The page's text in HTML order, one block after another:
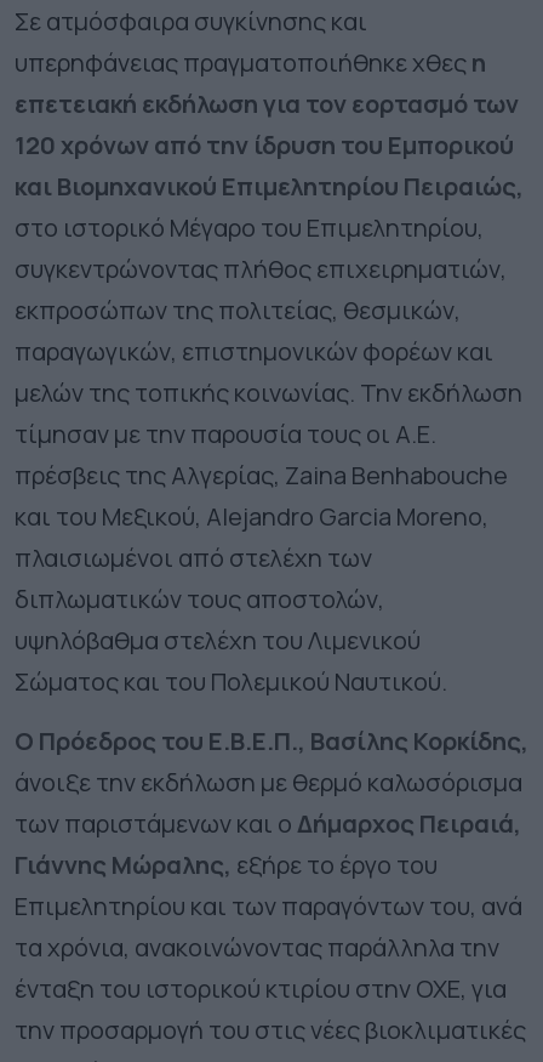
Σε ατμόσφαιρα συγκίνησης και
υπερηφάνειας πραγματοποιήθηκε χθεςη
επετειακή εκδήλωση για τον εορτασμό των
120 χρόνων από την ίδρυση του Εμπορικού
και Βιομηχανικού Επιμελητηρίου Πειραιώς,
στο ιστορικό Μέγαρο του Επιμελητηρίου,
συγκεντρώνοντας πλήθος επιχειρηματιών,
εκπροσώπων της πολιτείας, θεσμικών,
παραγωγικών, επιστημονικών φορέων και
μελών της τοπικής κοινωνίας. Την εκδήλωση
τίμησαν με την παρουσία τους οι Α.Ε.
πρέσβεις της Αλγερίας, Zaina Benhabouche
και του Μεξικού, Alejandro Garcia Moreno,
πλαισιωμένοι από στελέχη των
διπλωματικών τους αποστολών,
υψηλόβαθμα στελέχη του Λιμενικού
Σώματος και του Πολεμικού Ναυτικού.
Ο Πρόεδρος του Ε.Β.Ε.Π., Βασίλης Κορκίδης,
άνοιξε την εκδήλωση με θερμό καλωσόρισμα
των παριστάμενων και οΔήμαρχος Πειραιά,
Γιάννης Μώραλης, εξήρε το έργο του
Επιμελητηρίου και των παραγόντων του, ανά
τα χρόνια, ανακοινώνοντας παράλληλα την
ένταξη του ιστορικού κτιρίου στην ΟΧΕ, για
την προσαρμογή του στις νέες βιοκλιματικές